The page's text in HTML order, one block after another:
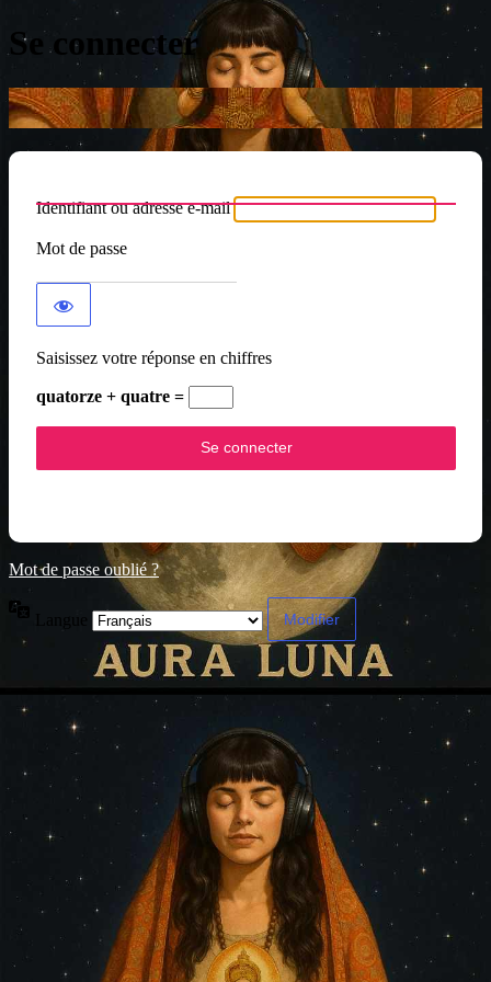
Se connecter
Identifiant ou adresse e-mail
Mot de passe
Saisissez votre réponse en chiffres
quatorze + quatre =
Mot de passe oublié ?
Langue